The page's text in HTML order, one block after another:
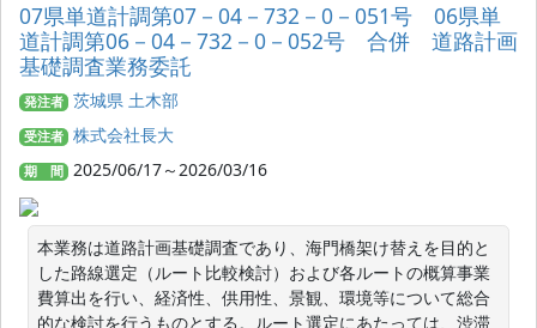
07県単道計調第07－04－732－0－051号 06県単
道計調第06－04－732－0－052号 合併 道路計画
基礎調査業務委託
発注者 茨城県 土木部
受注者 株式会社長大
期 間 2025/06/17～2026/03/16
本業務は道路計画基礎調査であり、海門橋架け替えを目的と
した路線選定（ルート比較検討）および各ルートの概算事業
費算出を行い、経済性、供用性、景観、環境等について総合
的な検討を行うものとする。ルート選定にあたっては、渋滞